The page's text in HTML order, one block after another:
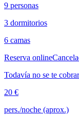
9 personas
3 dormitorios
6 camas
Reserva online
Todavía no se te
20 €
pers./noche (aprox.)